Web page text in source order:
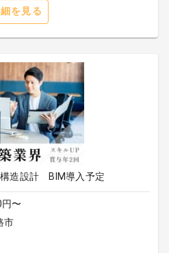
を見る
造設計 BIM導入予定
〜
市